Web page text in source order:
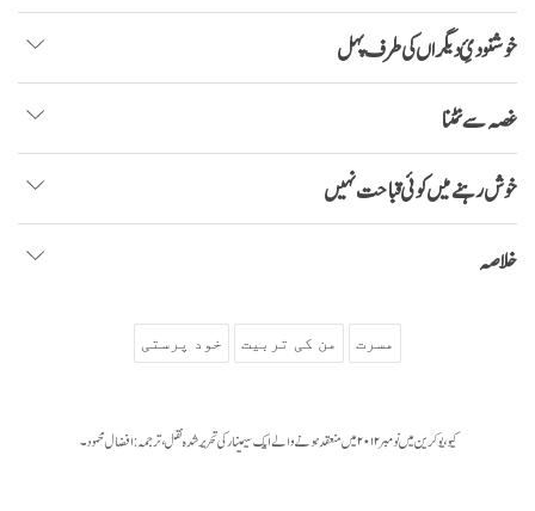
خوشنودیِٔ دیگراں کی طرف پہل
غصہ سے نمٹنا
خوش رہنے میں کوئی قباحت نہیں
خلاصہ
مسرت من کی تربیت خود پرستی
کیو، یوکرین میں نومبر ۲۰۱۲ میں منعقد ہونے والے ایک سیمینار کی تحریر شدہ نقل، ترجمہ: افضال محمود۔